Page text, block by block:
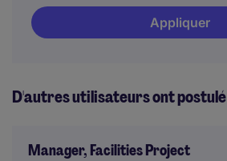
Appliquer
D'autres utilisateurs ont postulé
Manager, Facilities Project